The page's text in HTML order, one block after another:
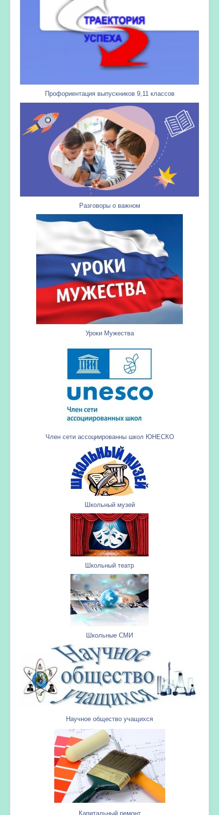
Профориентация выпускников 9,11 классов
Разговоры о важном
Уроки Мужества
Член сети ассоциированны школ ЮНЕСКО
Школьный музей
Школьный театр
Школьные СМИ
Научное общество учащихся
Капитальный ремонт